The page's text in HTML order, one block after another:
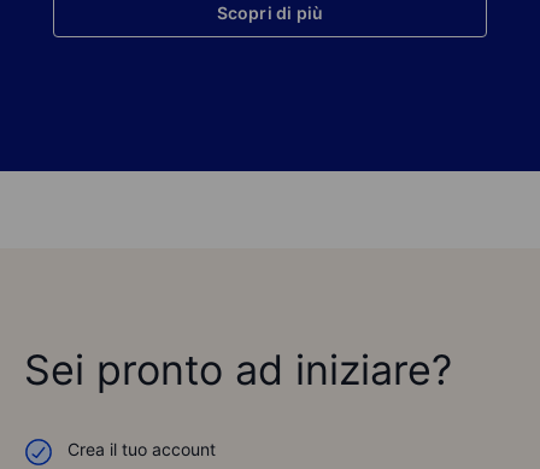
Scopri di più
Sei pronto ad iniziare?
Crea il tuo account